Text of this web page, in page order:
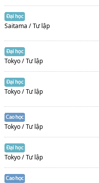
Saitama / Tư lập
Tokyo / Tư lập
Tokyo / Tư lập
Tokyo / Tư lập
Tokyo / Tư lập